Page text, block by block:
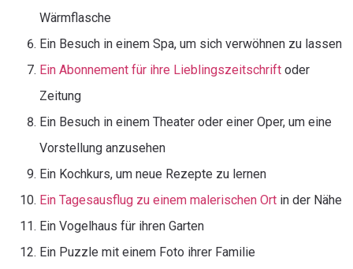
Wärmflasche
Ein Besuch in einem Spa, um sich verwöhnen zu lassen
Ein Abonnement für ihre Lieblingszeitschrift oder
Zeitung
Ein Besuch in einem Theater oder einer Oper, um eine
Vorstellung anzusehen
Ein Kochkurs, um neue Rezepte zu lernen
Ein Tagesausflug zu einem malerischen Ort in der Nähe
Ein Vogelhaus für ihren Garten
Ein Puzzle mit einem Foto ihrer Familie